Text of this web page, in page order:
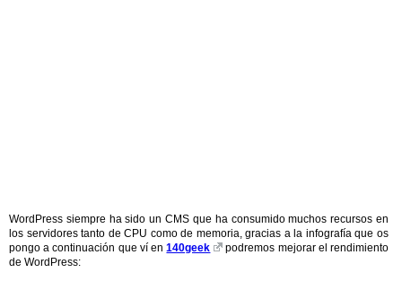
WordPress siempre ha sido un CMS que ha consumido muchos recursos en
los servidores tanto de CPU como de memoria, gracias a la infografía que os
pongo a continuación que ví en140geek
podremos mejorar el rendimiento
de WordPress: